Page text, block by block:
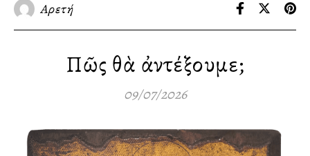
Αρετή
Πῶς θὰ ἀντέξουμε;
09/07/2026